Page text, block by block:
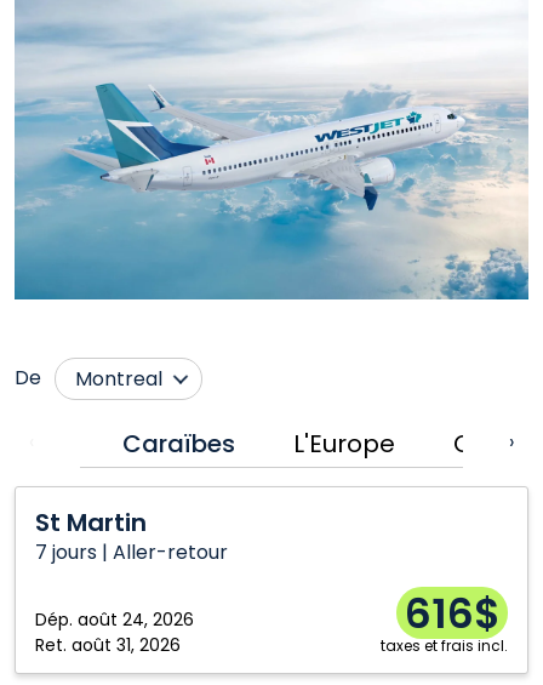
De
Montreal
Abbotsford
Brandon
Calgary
Comox
Fort McMurray
Halifax
Ottawa
Thunder Bay
Toronto
Caraïbes L'Europe ›
St Martin
7 jours | Aller-retour
Dép. août 24, 2026
Ret. août 31, 2026
616$
taxes et frais incl.
Martin